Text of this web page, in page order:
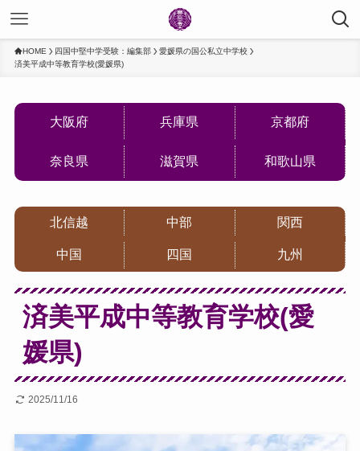
HOME 四国中堅中学受験：編集部
愛媛県の国公私立中学校
済美平成中等教育学校(愛媛県)
大阪府 兵庫県 京都府
奈良県 滋賀県 和歌山県
北信越 中部 関西
中国 四国 九州
済美平成中等教育学校(愛
媛県)
2025/11/16